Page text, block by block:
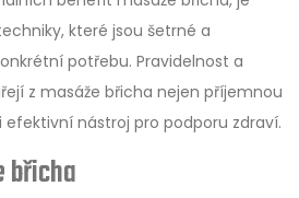
které jsou šetrné a
potřebu. Pravidelnost a
z masáže břicha nejen příjemnou
nástroj pro podporu zdraví.
břicha